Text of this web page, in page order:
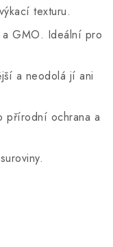
texturu.
a GMO. Ideální pro
a neodolá jí ani
přírodní ochrana a